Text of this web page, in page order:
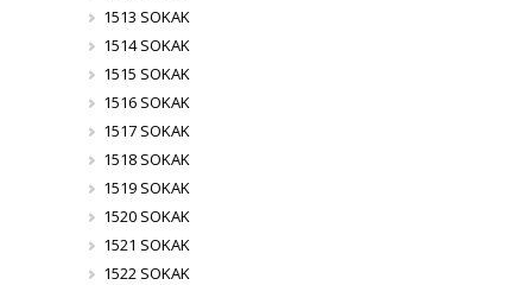
1513 SOKAK
1514 SOKAK
1515 SOKAK
1516 SOKAK
1517 SOKAK
1518 SOKAK
1519 SOKAK
1520 SOKAK
1521 SOKAK
1522 SOKAK